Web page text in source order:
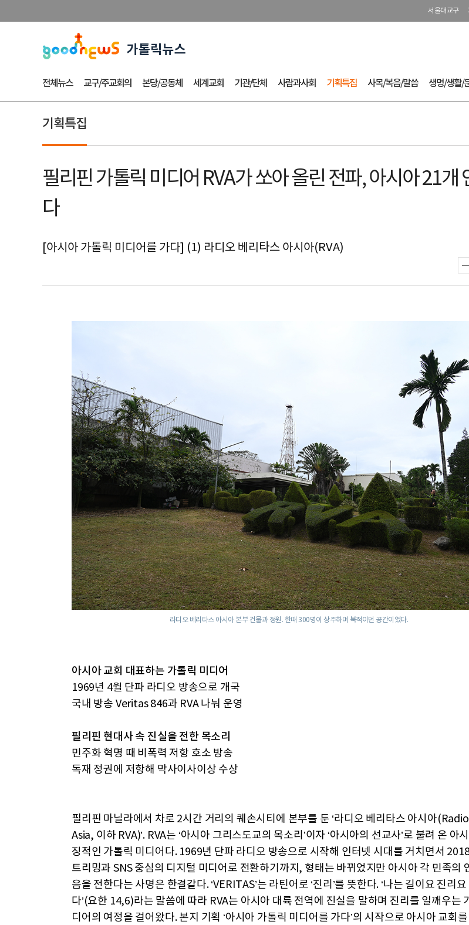
서울대교구
전체뉴스 교구/주교회의 본당/공동체 세계교회 기관/단체 사람과사회 기획특집 사목/복음/말씀 생명/생활/
기획특집
필리핀 가톨릭 미디어 RVA가 쏘아 올린 전파, 아시아 21개
다
[아시아 가톨릭 미디어를 가다] (1) 라디오 베리타스 아시아(RVA)
라디오 베리타스 아시아 본부 건물과 정원. 한때 300명이 상주하며 북적이던 공간이었다.
아시아 교회 대표하는 가톨릭 미디어
1969년 4월 단파 라디오 방송으로 개국
국내 방송 Veritas 846과 RVA 나눠 운영
필리핀 현대사 속 진실을 전한 목소리
민주화 혁명 때 비폭력 저항 호소 방송
독재 정권에 저항해 막사이사이상 수상
필리핀 마닐라에서 차로 2시간 거리의 퀘손시티에 본부를 둔 ‘라디오 베리타스 아시아
Asia, 이하 RVA)’. RVA는 ‘아시아 그리스도교의 목소리’이자 ‘아시아의 선교사’로 불려 온 아
징적인 가톨릭 미디어다. 1969년 단파 라디오 방송으로 시작해 인터넷 시대를 거치면서
트리밍과 SNS 중심의 디지털 미디어로 전환하기까지, 형태는 바뀌었지만 아시아 각 민족의
음을 전한다는 사명은 한결같다. ‘VERITAS’는 라틴어로 ‘진리’를 뜻한다. ‘나는 길이요 진리요
다’(요한 14,6)라는 말씀에 따라 RVA는 아시아 대륙 전역에 진실을 말하며 진리를 일깨우는
디어의 여정을 걸어왔다. 본지 기획 ‘아시아 가톨릭 미디어를 가다’의 시작으로 아시아 교회